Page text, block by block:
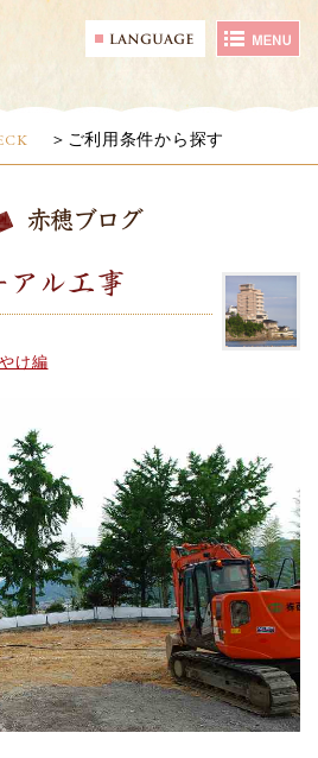
ご利用条件から探す
赤穂ブログ
アル工事
け編